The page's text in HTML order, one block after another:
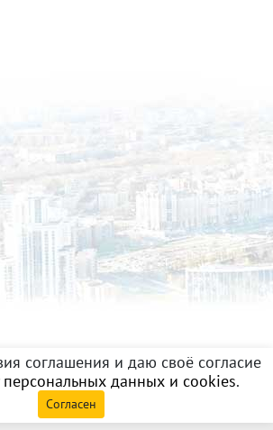
соглашения и даю своё согласие
персональных данных и cookies.
Согласен